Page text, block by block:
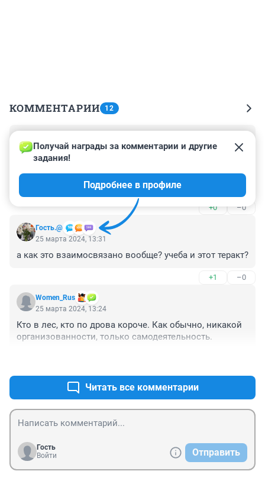
КОММЕНТАРИИ 12
25 марта 2024, 14:45
Вот только что в рекламе одного известного интернет
магазина... оказывается обычный черпак, половник,
поварешка теперь называется "ложка
разливательная"... поколение ЕГЭ уже поздно чему
либо учить
+0 –0
Гость.@
Получай награды за комментарии и другие
задания!
Подробнее в профиле
25 марта 2024, 13:31
а как это взаимосвязано вообще? учеба и этот теракт?
+1 –0
Women_Rus
25 марта 2024, 13:24
Кто в лес, кто по дрова короче. Как обычно, никакой
организованности, только самодеятельность.
Читать все комментарии
Гость
Войти
Отправить